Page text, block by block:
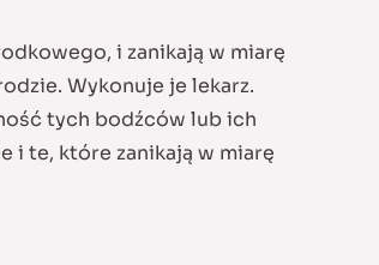
i zanikają w miarę
Wykonuje je lekarz.
tych bodźców lub ich
i te, które zanikają w miarę